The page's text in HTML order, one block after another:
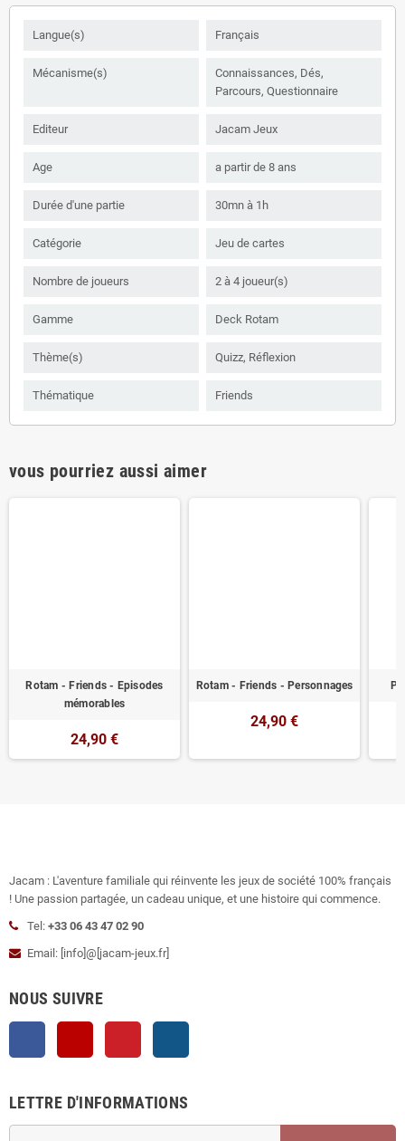
Langue(s) Français
Mécanisme(s)
Connaissances, Dés,
Parcours, Questionnaire
Editeur Jacam Jeux
Age a partir de 8 ans
Durée d'une partie 30mn à 1h
Catégorie Jeu de cartes
Nombre de joueurs 2 à 4 joueur(s)
Gamme Deck Rotam
Thème(s) Quizz, Réflexion
Thématique Friends
vous pourriez aussi aimer
Rotam - Friends - Episodes
mémorables
24,90 €
Rotam - Friends - Personnages
24,90 €
Jacam : L'aventure familiale qui réinvente les jeux de société 100% français
! Une passion partagée, un cadeau unique, et une histoire qui commence.
Tel: +33 06 43 47 02 90
Email: [info]@[jacam-jeux.fr]
NOUS SUIVRE
Facebook YouTube Pinterest
LETTRE D'INFORMATIONS